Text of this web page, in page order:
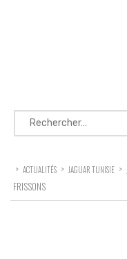
Rechercher :
> ACTUALITÉS > JAGUAR TUNISIE >
FRISSONS